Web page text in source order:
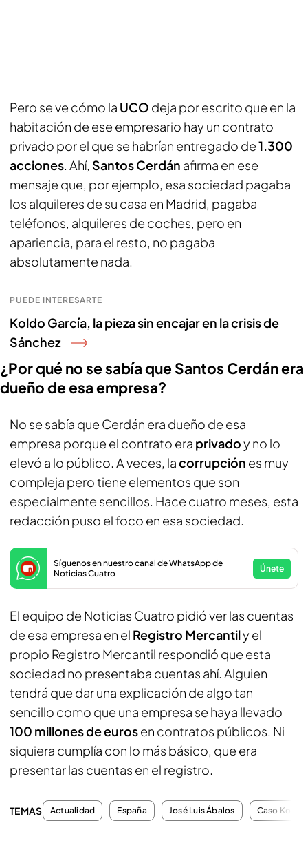
Pero se ve cómo la UCO deja por escrito que en la
habitación de ese empresario hay un contrato
privado por el que se habrían entregado de1.300
acciones. Ahí, Santos Cerdán afirma en ese
mensaje que, por ejemplo, esa sociedad pagaba
los alquileres de su casa en Madrid, pagaba
teléfonos, alquileres de coches, pero en
apariencia, para el resto, no pagaba
absolutamente nada.
PUEDE INTERESARTE
Koldo García, la pieza sin encajar en la crisis de
Sánchez
¿Por qué no se sabía que Santos Cerdán era
dueño de esa empresa?
No se sabía que Cerdán era dueño de esa
empresa porque el contrato era privadoy no lo
elevó a lo público. A veces, lacorrupción es muy
compleja pero tiene elementos que son
especialmente sencillos. Hace cuatro meses, esta
redacción puso el foco en esa sociedad.
Síguenos en nuestro canal de WhatsApp de
Noticias Cuatro
Únete
El equipo de Noticias Cuatro pidió ver las cuentas
de esa empresa en el Registro Mercantily el
propio Registro Mercantil respondió que esta
sociedad no presentaba cuentas ahí. Alguien
tendrá que dar una explicación de algo tan
sencillo como que una empresa se haya llevado
100 millones de eurosen contratos públicos. Ni
siquiera cumplía con lo más básico, que era
presentar las cuentas en el registro.
TEMAS Actualidad España José Luis Ábalos Caso Koldo